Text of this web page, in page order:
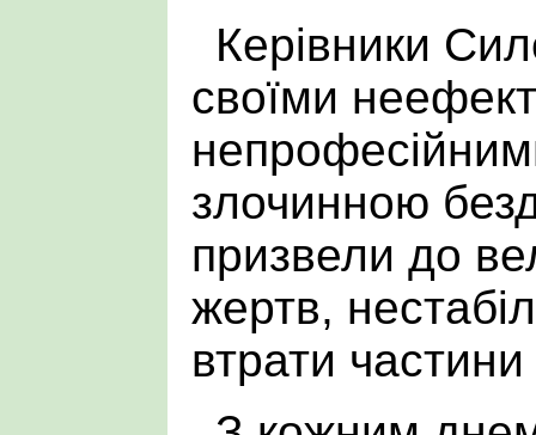
Керівники
своїми
злочинною
призвели до
жертв,
втрати